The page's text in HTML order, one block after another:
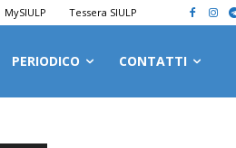
MySIULP Tessera SIULP
PERIODICO CONTATTI